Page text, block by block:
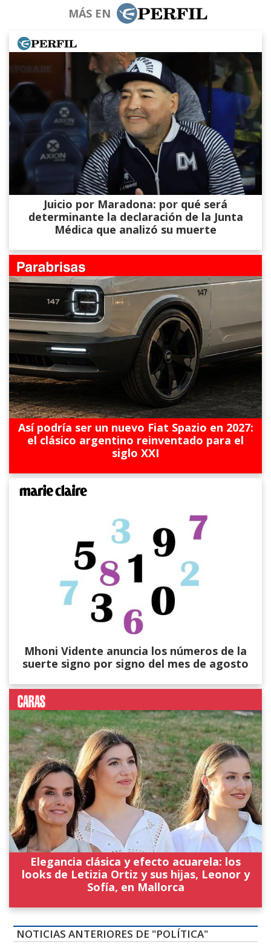
MÁS EN
Juicio por Maradona: por qué será
determinante la declaración de la Junta
Médica que analizó su muerte
Así podría ser un nuevo Fiat Spazio en 2027:
el clásico argentino reinventado para el
siglo XXI
Mhoni Vidente anuncia los números de la
suerte signo por signo del mes de agosto
Elegancia clásica y efecto acuarela: los
looks de Letizia Ortiz y sus hijas, Leonor y
Sofía, en Mallorca
NOTICIAS ANTERIORES DE "POLÍTICA"